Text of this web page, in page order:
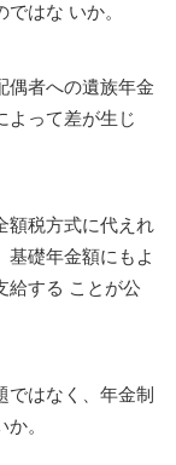
はな いか。
偶者への遺族年金
よって差が生じ
額税方式に代えれ
基礎年金額にもよ
給する ことが公
はなく、年金制
。